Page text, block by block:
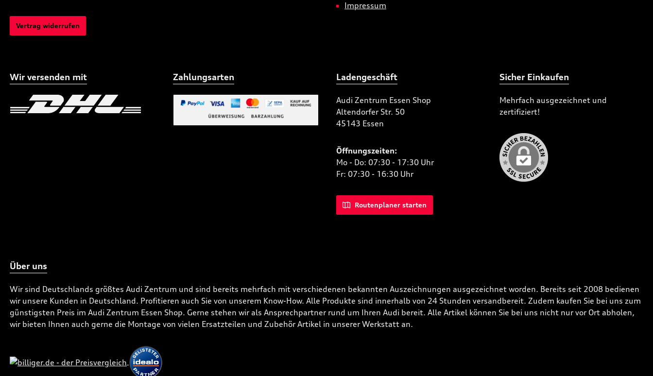
Vertrag widerrufen
Impressum
Wir versenden mit
Benutzerdefiniertes Bild 2
Zahlungsarten Ladengeschäft
Audi Zentrum Essen Shop
Altendorfer Str. 50
45143 Essen
Öffnungszeiten:
Mo - Do: 07:30 - 17:30 Uhr
Fr: 07:30 - 16:30 Uhr
Routenplaner starten
Sicher Einkaufen
Mehrfach ausgezeichnet und
zertifiziert!
Über uns
Wir sind Deutschlands größtes Audi Zentrum und sind bereits mehrfach mit verschiedenen bekannten Auszeichnungen ausgezeichnet worden. Bereits seit 2008 bedienen
wir unsere Kunden in Deutschland. Profitieren auch Sie von unserem Know-How. Alle Produkte sind innerhalb von 24 Stunden versandbereit. Zudem kaufen Sie bei uns zum
günstigsten Preis im Audi Zentrum Essen Shop. Gerne stehen wir als Ansprechpartner rund um Ihren Audi bereit. Alle Artikel können Sie bei uns nicht nur vor Ort abholen,
wir bieten Ihnen auch gerne die Montage von vielen Ersatzteilen und Zubehör Artikel in unserer Werkstatt an.